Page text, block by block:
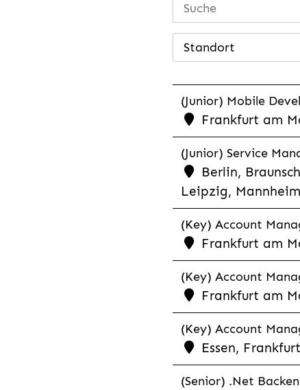
Standort
(Junior) Mobile
Frankfurt am
(Junior) Service
Berlin,
Leipzig,
(Key) Account
Frankfurt am
(Key) Account
Frankfurt am
(Key) Account
Essen,
(Senior) .Net